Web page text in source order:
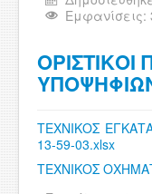
Εμφανίσεις:
ΤΕΧΝΙΚΟΣ
13-59-03.xlsx
ΤΕΧΝΙΚΟΣ